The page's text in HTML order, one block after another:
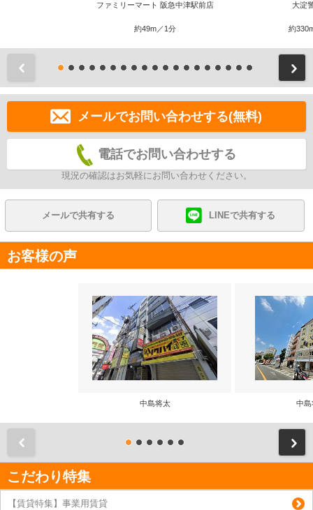
ファミリーマート 阪急中津駅前店
約49m／1分
大淀
約
メールでお問い合わせする(無料)
電話でお問い合わせする
現況の確認はお気軽にお問い合わせください。
メールで共有する LINEで共有する
お客様の声
中島将太 中島
こだわり特集
【賃貸特集】事業用賃貸